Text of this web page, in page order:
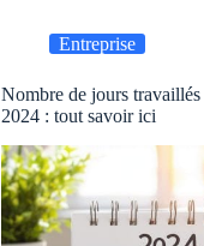
Entreprise
Nombre de jours travaillés
2024 : tout savoir ici